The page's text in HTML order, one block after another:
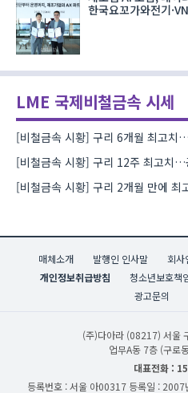
한국요꼬가와전기
LME 국제비철금속 시세
[비철금속 시황] 구리 6개월 최고치
[비철금속 시황] 구리 12주 최고치…
매체소개 발행인 인사말 회사
개인정보취급방침
청소년보호책
광고문의
(주)다아라 (08217) 서울
업무A동 7층 (구로
대표전화 :
등록번호 : 서울 아00317 등록일 : 2007